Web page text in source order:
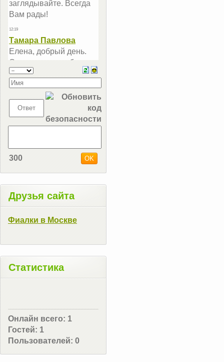
300
Друзья сайта
Фиалки в Москве
Статистика
Онлайн всего: 1
Гостей: 1
Пользователей: 0